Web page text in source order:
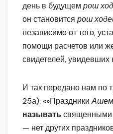
день в будущем рош
он становится рош
независимо от того,
помощи расчетов или
свидетелей,
И так передано нам по
25а): «»Праздники
называтьсвященными
— нет других